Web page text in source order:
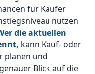
für Käufer
nutzen
die aktuellen
kann Kauf- oder
planen und
Blick auf die